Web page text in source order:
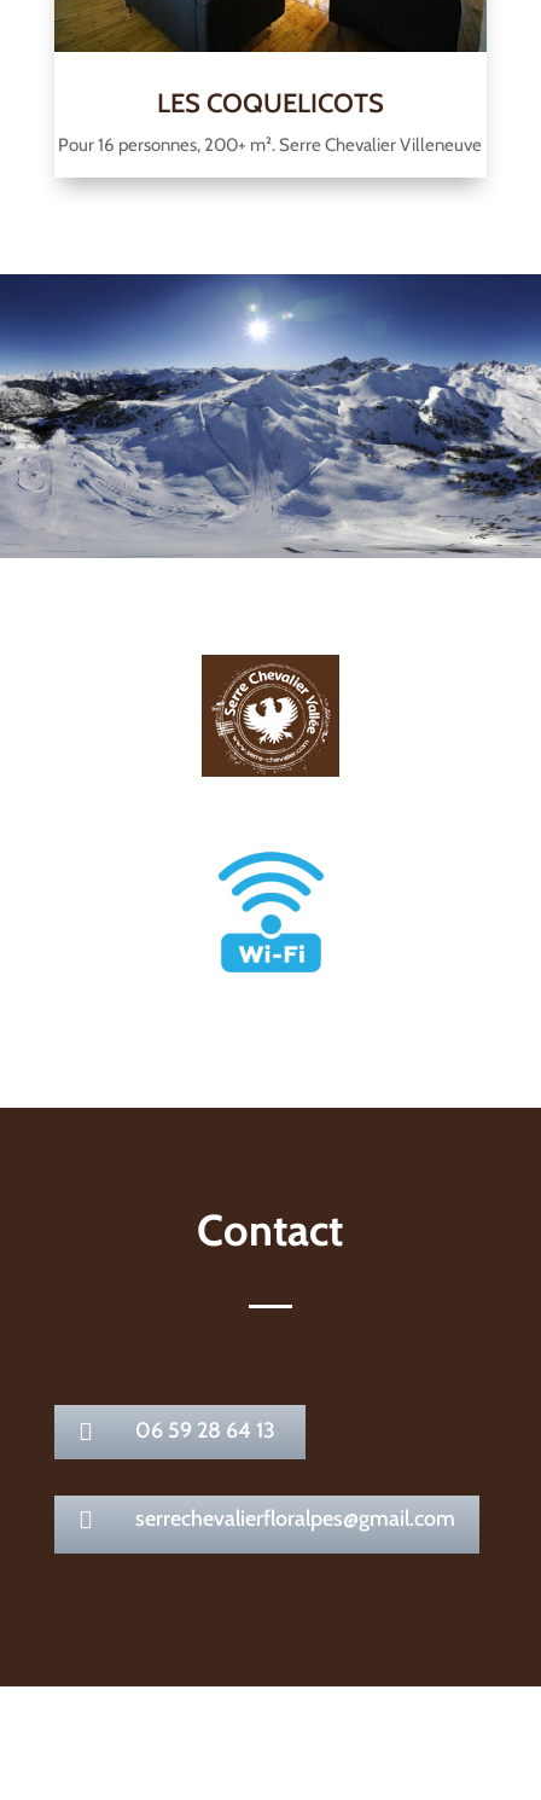
LES COQUELICOTS
Pour 16 personnes, 200+ m². Serre Chevalier Villeneuve
Contact
 06 59 28 64 13
 serrechevalierfloralpes@gmail.com